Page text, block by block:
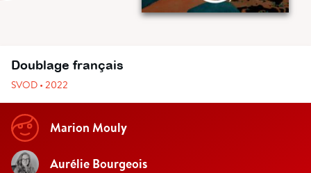
Doublage français
SVOD • 2022
Marion Mouly
Aurélie Bourgeois